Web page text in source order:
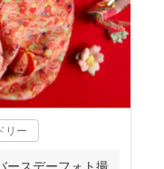
リー
ースデーフォト撮